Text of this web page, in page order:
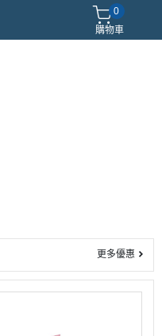
0
購物車
更多優惠